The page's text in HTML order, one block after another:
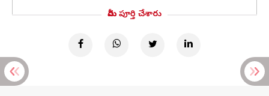
మీరు పూర్తి చేశారు